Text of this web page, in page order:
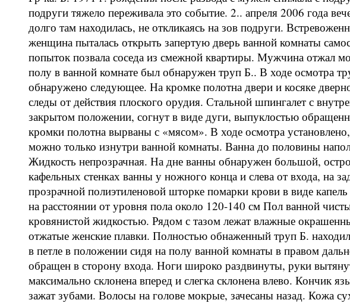
подруги тяжело переживала это событие. 2.. апреля 2006 года
долго там находилась, не откликаясь на зов подруги.
женщина пыталась открыть запертую дверь ванной комнаты
попыток позвала соседа из смежной квартиры. Мужчина отжал
полу в ванной комнате был обнаружен труп Б.. В ходе осмотра
обнаружено следующее. На кромке полотна двери и косяке
следы от действия плоского орудия. Стальной шпингалет с
закрытом положении, согнут в виде дуги, выпуклостью
кромки полотна вырваны с «мясом». В ходе осмотра
можно только изнутри ванной комнаты. Ванна до половины
Жидкость непрозрачная. На дне ванны обнаружен большой,
кафельных стенках ванны у ножного конца и слева от входа, на
прозрачной полиэтиленовой шторке помарки крови в виде
на расстоянии от уровня пола около 120-140 см Пол ванной
кровянистой жидкостью. Рядом с тазом лежат влажные
отжатые женские плавки. Полностью обнаженный труп Б.
в петле в положении сидя на полу ванной комнаты в правом
обращен в сторону входа. Ноги широко раздвинуты, руки
максимально склонена вперед и слегка склонена влево. Кончик
зажат зубами. Волосы на голове мокрые, зачесаны назад. Кожа